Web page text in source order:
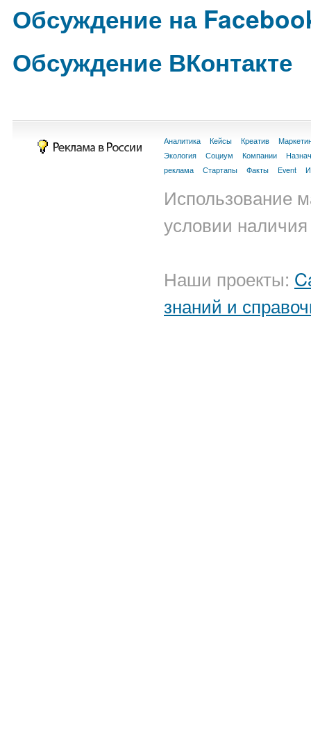
Обсуждение на
Обсуждение ВКонтакте
Аналитика Кейсы Креатив
Экология
Социум Компании
реклама
Стартапы Факты Event
Использование
условии
Наши проекты:
знаний и